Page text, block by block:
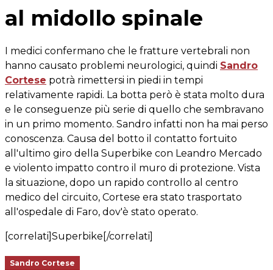
al midollo spinale
I medici confermano che le fratture vertebrali non
hanno causato problemi neurologici, quindi Sandro
Cortese potrà rimettersi in piedi in tempi
relativamente rapidi. La botta però è stata molto dura
e le conseguenze più serie di quello che sembravano
in un primo momento. Sandro infatti non ha mai perso
conoscenza. Causa del botto il contatto fortuito
all'ultimo giro della Superbike con Leandro Mercado
e violento impatto contro il muro di protezione. Vista
la situazione, dopo un rapido controllo al centro
medico del circuito, Cortese era stato trasportato
all'ospedale di Faro, dov'è stato operato.
[correlati]Superbike[/correlati]
Sandro Cortese